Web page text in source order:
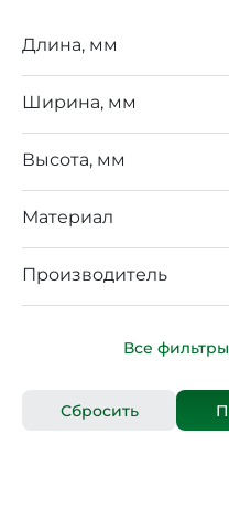
Длина, мм
Ширина, мм
Высота, мм
Материал
Производитель
Все фильтры